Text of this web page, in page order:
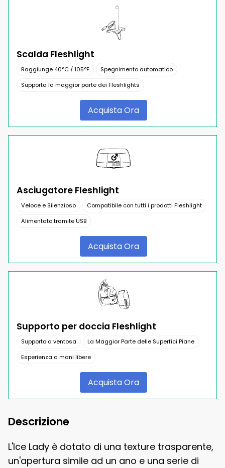
Scalda Fleshlight
Raggiunge 40°C / 105°F
Spegnimento automatico
Supporta la maggior parte dei Fleshlights
Acquista Ora
Asciugatore Fleshlight
Veloce e Silenzioso
Compatibile con tutti i prodotti Fleshlight
Alimentato tramite USB
Acquista Ora
Supporto per doccia Fleshlight
Supporto a ventosa
La Maggior Parte delle Superfici Piane
Esperienza a mani libere
Acquista Ora
Descrizione
L'Ice Lady è dotato di una texture trasparente,
un'apertura simile ad un ano e una serie di